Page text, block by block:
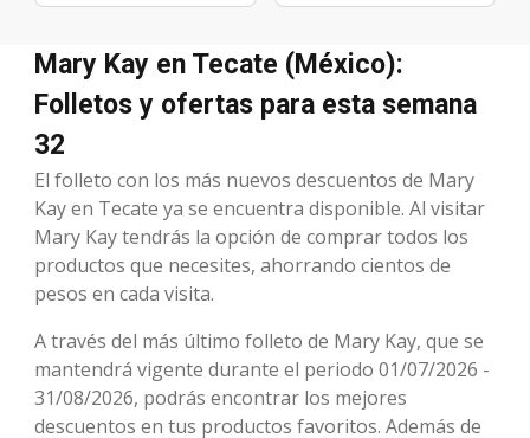
Mary Kay en Tecate (México):
Folletos y ofertas para esta semana
32
El folleto con los más nuevos descuentos de Mary
Kay en Tecate ya se encuentra disponible. Al visitar
Mary Kay tendrás la opción de comprar todos los
productos que necesites, ahorrando cientos de
pesos en cada visita.
A través del más último folleto de Mary Kay, que se
mantendrá vigente durante el periodo 01/07/2026 -
31/08/2026, podrás encontrar los mejores
descuentos en tus productos favoritos. Además de